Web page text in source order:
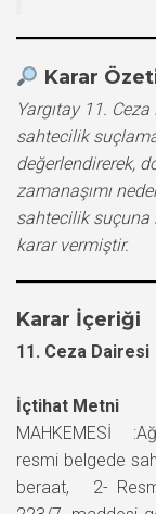
Karar
Yargıtay 11.
sahtecilik
değerlendirerek,
zamanaşımı
sahtecilik suçuna
karar vermiştir.
Karar İçeriği
11. Ceza
İçtihat Metni
MAHKEMESİ
resmi belgede
beraat, 2- Resmi